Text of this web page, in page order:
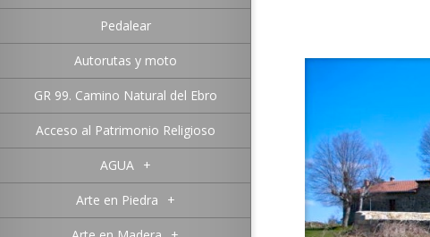
Pedalear
Autorutas y moto
GR 99. Camino Natural del Ebro
Acceso al Patrimonio Religioso
AGUA +
Arte en Piedra +